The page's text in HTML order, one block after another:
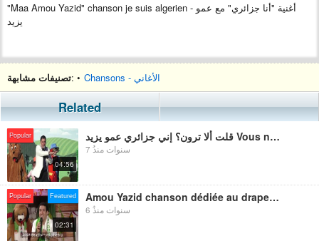
"Maa Amou Yazid" chanson je suis algerien - أغنية "أنا جزائري" مع عمو
يزيد
تصنيفات مشابهة: • Chansons - الأغاني
Related
Popular
04:56
قلت ألا ترون؟ إني جزائري عمو يزيد Vous ne voyez pas? Je suis Algérien Amou Yazid
7 سنوات منذُ
Popular Featured
02:31
Amou Yazid chanson dédiée au drapeau algérien أغنية خاصة بالعلم الجزائري المجد لشهدائنا - عمو يزيد
6 سنوات منذُ